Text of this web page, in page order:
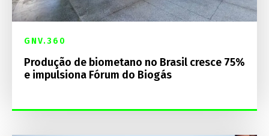
GNV.360
Produção de biometano no Brasil cresce 75%
e impulsiona Fórum do Biogás